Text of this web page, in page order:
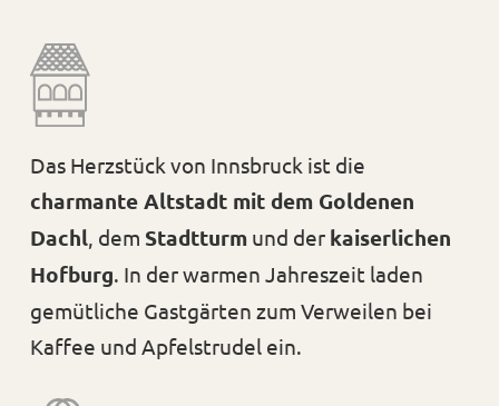
Das Herzstück von Innsbruck ist die
charmante Altstadt mit dem Goldenen
Dachl, dem Stadtturmund der kaiserlichen
Hofburg. In der warmen Jahreszeit laden
gemütliche Gastgärten zum Verweilen bei
Kaffee und Apfelstrudel ein.